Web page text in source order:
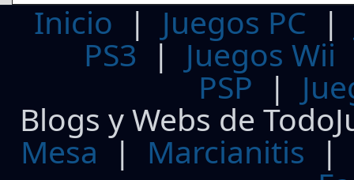
Inicio | Juegos PC
PS3| Juegos Wii
PSP |
Blogs y Webs de
Mesa | Marcianitis |